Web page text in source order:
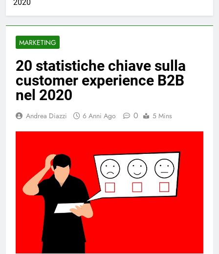
2020
MARKETING
20 statistiche chiave sulla
customer experience B2B
nel 2020
Andrea Diazzi 6 Anni Ago 0 5 Mins